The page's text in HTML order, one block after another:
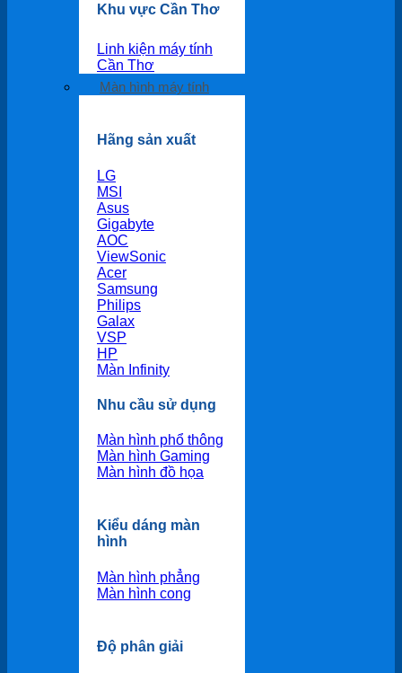
Khu vực Cần Thơ
Linh kiện máy tính
Cần Thơ
Màn hình máy tính
Hãng sản xuất
LG
MSI
Asus
Gigabyte
AOC
ViewSonic
Acer
Samsung
Philips
Galax
VSP
HP
Màn Infinity
Nhu cầu sử dụng
Màn hình phổ thông
Màn hình Gaming
Màn hình đồ họa
Kiểu dáng màn
hình
Màn hình phẳng
Màn hình cong
Độ phân giải